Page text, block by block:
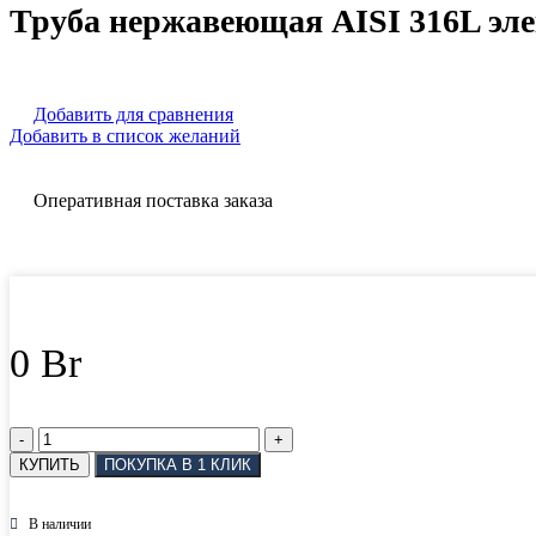
Труба нержавеющая AISI 316L
Добавить для сравнения
Добавить в список желаний
Оперативная поставка заказа
0 Br
Количество
товара
Труба
AISI
КУПИТЬ ПОКУПКА В 1 КЛИК
В наличии